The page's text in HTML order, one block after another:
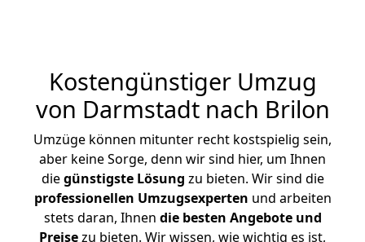
Kostengünstiger Umzug
von Darmstadt nach Brilon
Umzüge können mitunter recht kostspielig sein,
aber keine Sorge, denn wir sind hier, um Ihnen
diegünstigste Lösung zu bieten. Wir sind die
professionellen Umzugsexperten und arbeiten
stets daran, Ihnen die besten Angebote und
Preisezu bieten. Wir wissen, wie wichtig es ist,